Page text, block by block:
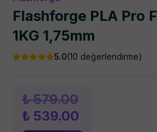
Flashforge PLA Pro
1KG 1,75mm
5.0(10 değerlendirme)
₺ 579.00
₺ 539.00